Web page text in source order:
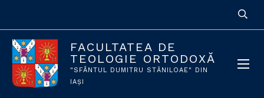
FACULTATEA DE
TEOLOGIE ORTODOXĂ
"SFÂNTUL DUMITRU STĂNILOAE" DIN
IAȘI